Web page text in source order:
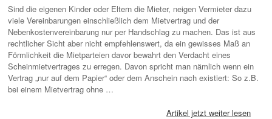
Sind die eigenen Kinder oder Eltern die Mieter, neigen Vermieter dazu
viele Vereinbarungen einschließlich dem Mietvertrag und der
Nebenkostenvereinbarung nur per Handschlag zu machen. Das ist aus
rechtlicher Sicht aber nicht empfehlenswert, da ein gewisses Maß an
Förmlichkeit die Mietparteien davor bewahrt den Verdacht eines
Scheinmietvertrages zu erregen. Davon spricht man nämlich wenn ein
Vertrag „nur auf dem Papier“ oder dem Anschein nach existiert: So z.B.
bei einem Mietvertrag ohne …
Artikel jetzt weiter lesen